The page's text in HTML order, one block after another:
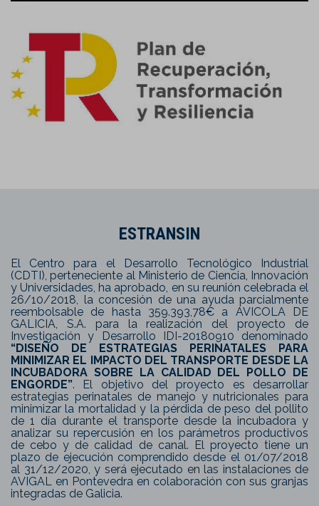
ESTRANSIN
El Centro para el Desarrollo Tecnológico Industrial
(CDTI), perteneciente al Ministerio de Ciencia, Innovación
y Universidades, ha aprobado, en su reunión celebrada el
26/10/2018, la concesión de una ayuda parcialmente
reembolsable de hasta 359.393,78€ a AVICOLA DE
GALICIA, S.A. para la realización del proyecto de
Investigación y Desarrollo IDI-20180910 denominado
“DISEÑO DE ESTRATEGIAS PERINATALES PARA
MINIMIZAR EL IMPACTO DEL TRANSPORTE DESDE LA
INCUBADORA SOBRE LA CALIDAD DEL POLLO DE
ENGORDE”. El objetivo del proyecto es desarrollar
estrategias perinatales de manejo y nutricionales para
minimizar la mortalidad y la pérdida de peso del pollito
de 1 día durante el transporte desde la incubadora y
analizar su repercusión en los parámetros productivos
de cebo y de calidad de canal. El proyecto tiene un
plazo de ejecución comprendido desde el 01/07/2018
al 31/12/2020, y será ejecutado en las instalaciones de
AVIGAL en Pontevedra en colaboración con sus granjas
integradas de Galicia.